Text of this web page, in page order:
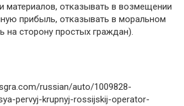
материалов, отказывать в возмещении
прибыль, отказывать в моральном
на сторону простых граждан).
russian/auto/1009828-
pervyj-krupnyj-rossijskij-operator-